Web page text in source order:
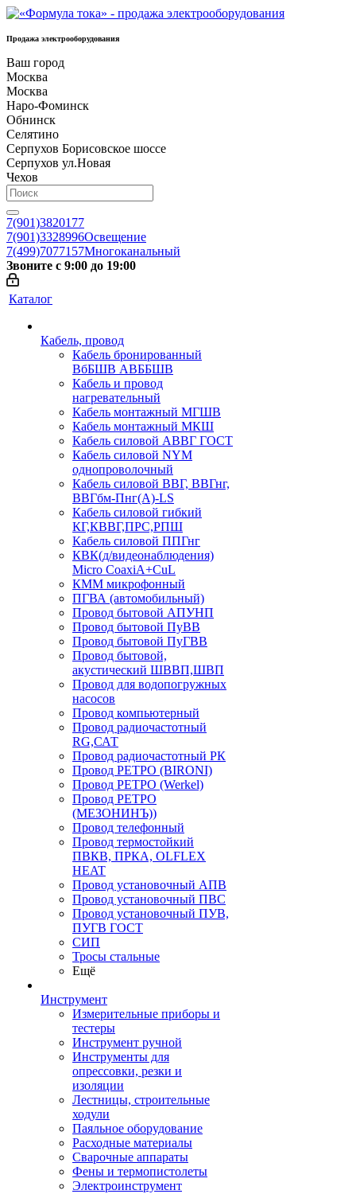
Продажа электрооборудования
Ваш город
Москва
Москва
Наро-Фоминск
Обнинск
Селятино
Серпухов Борисовское шоссе
Серпухов ул.Новая
Чехов
7(901)3820177
7(901)3328996Освещение
7(499)7077157Многоканальный
Звоните с 9:00 до 19:00
Каталог
Кабель, провод
Кабель бронированный
ВбБШВ АВББШВ
Кабель и провод
нагревательный
Кабель монтажный МГШВ
Кабель монтажный МКШ
Кабель силовой АВВГ ГОСТ
Кабель силовой NYM
однопроволочный
Кабель силовой ВВГ, ВВГнг,
ВВГбм-Пнг(А)-LS
Кабель силовой гибкий
КГ,КВВГ,ПРС,РПШ
Кабель силовой ППГнг
КВК(д/видеонаблюдения)
Micro CoaxiA+CuL
КММ микрофонный
ПГВА (автомобильный)
Провод бытовой АПУНП
Провод бытовой ПуВВ
Провод бытовой ПуГВВ
Провод бытовой,
акустический ШВВП,ШВП
Провод для водопогружных
насосов
Провод компьютерный
Провод радиочастотный
RG,САТ
Провод радиочастотный РК
Провод РЕТРО (BIRONI)
Провод РЕТРО (Werkel)
Провод РЕТРО
(МЕЗОНИНЪ))
Провод телефонный
Провод термостойкий
ПВКВ, ПРКА, OLFLEX
HEAT
Провод установочный АПВ
Провод установочный ПВС
Провод установочный ПУВ,
ПУГВ ГОСТ
СИП
Тросы стальные
Ещё
Инструмент
Измерительные приборы и
тестеры
Инструмент ручной
Инструменты для
опрессовки, резки и
изоляции
Лестницы, строительные
ходули
Паяльное оборудование
Расходные материалы
Сварочные аппараты
Фены и термопистолеты
Электроинструмент